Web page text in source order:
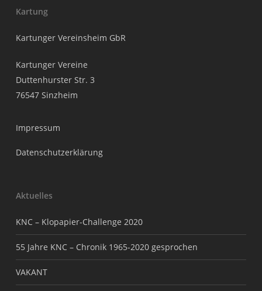
Kartung
Kartunger Vereinsheim GbR
Kartunger Vereine
Duttenhurster Str. 3
76547 Sinzheim
Impressum
Datenschutzerklärung
Aktuelles
KNC – Klopapier-Challenge 2020
55 Jahre KNC – Chronik 1965-2020 gesprochen
VAKANT